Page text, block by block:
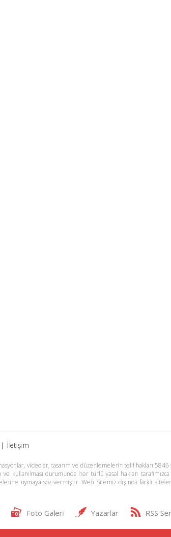
İletişim
videolar, tasarım ve düzenlemelerin telif hakları
kullanılması durumunda her türlü yasal hakları
uymaya söz vermiştir. Web Sitemiz dışında farklı
Foto Galeri Yazarlar RSS